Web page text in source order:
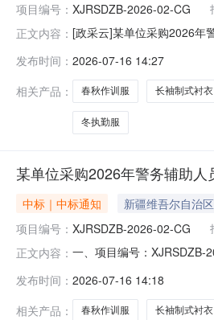
项目编号： XJRSDZB-2026-02-CG
正文内容： [政采云]某单位采购2026年
报价：959558.3（元）
发布时间： 2026-07-16 14:27
相关产品：
春秋作训服 长袖制式衬衣
冬执勤服
某单位采购2026年警务辅助
中标｜中标通知
新疆维吾尔自治
项目编号： XJRSDZB-2026-02-CG
正文内容： 一、项目编号：XJRSDZB-
四、主要标的信息货物类主
发布时间： 2026-07-16 14:18
相关产品：
春秋作训服 长袖制式衬衣